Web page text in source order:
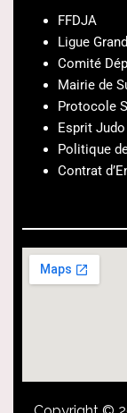
FFDJA
Ligue
Comité
Mairie de
Protocole
Esprit Judo
Politique
Contrat